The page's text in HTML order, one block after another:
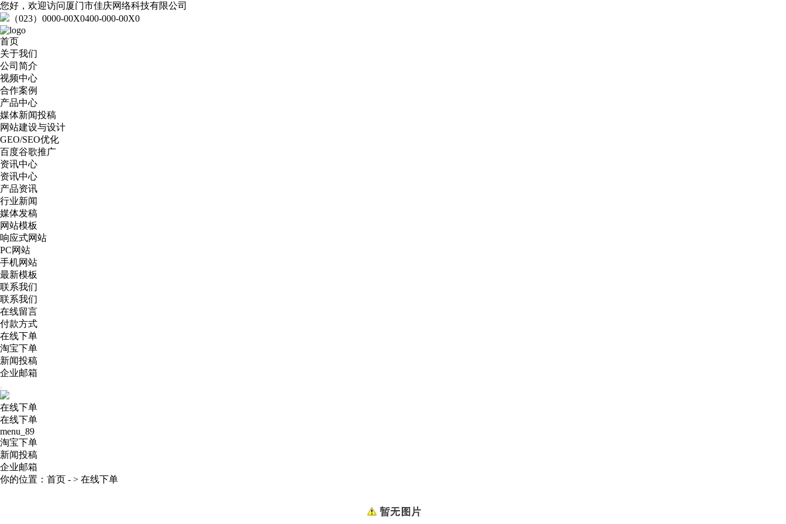
您好，欢迎访问厦门市佳庆网络科技有限公司
（023）0000-00X0400-000-00X0
首页
关于我们
公司简介
视频中心
合作案例
产品中心
媒体新闻投稿
网站建设与设计
GEO/SEO优化
百度谷歌推广
资讯中心
资讯中心
产品资讯
行业新闻
媒体发稿
网站模板
响应式网站
PC网站
手机网站
最新模板
联系我们
联系我们
在线留言
付款方式
在线下单
淘宝下单
新闻投稿
企业邮箱
在线下单
在线下单
menu_89
淘宝下单
新闻投稿
企业邮箱
你的位置： 首页 - > 在线下单